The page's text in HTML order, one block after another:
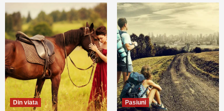
Din viata Pasiuni